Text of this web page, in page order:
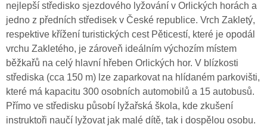
nejlepší středisko sjezdového lyžování v Orlických horách a
jedno z předních středisek v České republice. Vrch Zakletý,
respektive křížení turistických cest Pěticestí, které je opodál
vrchu Zakletého, je zároveň ideálním výchozím místem
běžkařů na celý hlavní hřeben Orlických hor. V blízkosti
střediska (cca 150 m) lze zaparkovat na hlídaném parkovišti,
které má kapacitu 300 osobních automobilů a 15 autobusů.
Přímo ve středisku působí lyžařská škola, kde zkušení
instruktoři naučí lyžovat jak malé dítě, tak i dospělou osobu.